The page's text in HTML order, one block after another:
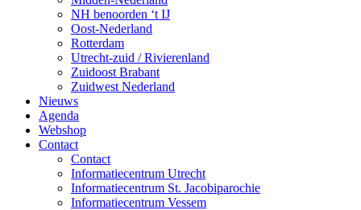
NH benoorden ‘t IJ
Oost-Nederland
Rotterdam
Utrecht-zuid / Rivierenland
Zuidoost Brabant
Zuidwest Nederland
Nieuws
Agenda
Webshop
Contact
Contact
Informatiecentrum Utrecht
Informatiecentrum St. Jacobiparochie
Informatiecentrum Vessem